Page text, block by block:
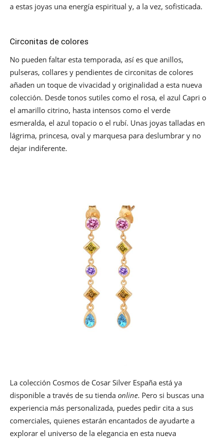
a estas joyas una energía espiritual y, a la vez, sofisticada.
Circonitas de colores
No pueden faltar esta temporada, así es que anillos,
pulseras, collares y pendientes de circonitas de colores
añaden un toque de vivacidad y originalidad a esta nueva
colección. Desde tonos sutiles como el rosa, el azul Capri o
el amarillo citrino, hasta intensos como el verde
esmeralda, el azul topacio o el rubí. Unas joyas talladas en
lágrima, princesa, oval y marquesa para deslumbrar y no
dejar indiferente.
La colección Cosmos de Cosar Silver España está ya
disponible a través de su tienda online. Pero si buscas una
experiencia más personalizada, puedes pedir cita a sus
comerciales, quienes estarán encantados de ayudarte a
explorar el universo de la elegancia en esta nueva